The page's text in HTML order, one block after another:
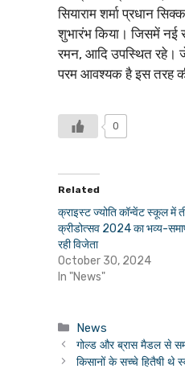
सियाराम शर्मा प्रधान
शुभारंभ किया। जिसमें नई
रमन, आदि उपस्थित रहे।
परम आवश्यक है इस तरह की
0
Related
क्राइस्ट ज्योति कॉन्वेंट स्कूल में
क्रीडोत्सव 2024 का भव्य-
रही विजेता
October 30, 2024
In "News"
Categories
News
गोल्ड और ब्रास मैडल से
किसानों के सच्चे हितैषी थे